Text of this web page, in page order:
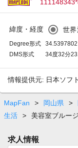
緯度・経度 世界
Degree形式
DMS形式
34度32分
情報提供元: 日本ソフ
MapFan > 岡山県 >
生活
> 美容室ブルー
求人情報